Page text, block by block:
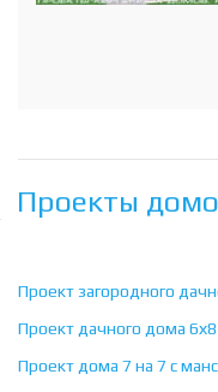
Проекты
Проект загородного
Проект дачного дома
Проект дома 7 на 7 с